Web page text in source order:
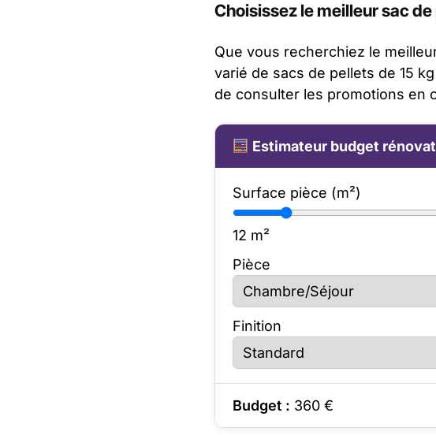
Choisissez le meilleur sac
Que vous recherchiez le
varié de sacs de pellets de 15
de consulter les promotions en
Estimateur budget
Surface pièce (m²)
12 m²
Pièce
Finition
Budget : 360 €